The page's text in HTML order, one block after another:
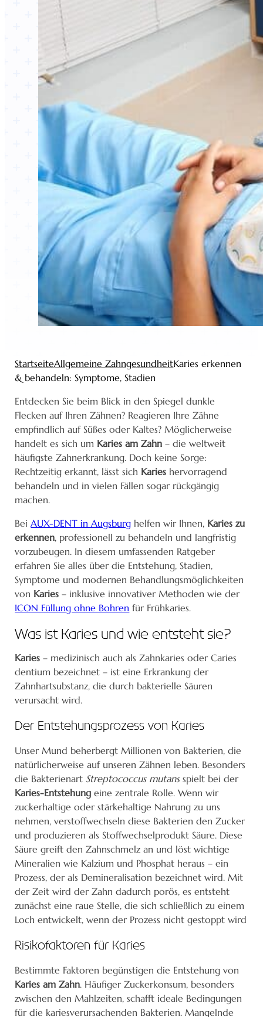
StartseiteAllgemeine ZahngesundheitKaries erkennen
& behandeln: Symptome, Stadien
Entdecken Sie beim Blick in den Spiegel dunkle
Flecken auf Ihren Zähnen? Reagieren Ihre Zähne
empfindlich auf Süßes oder Kaltes? Möglicherweise
handelt es sich um Karies am Zahn – die weltweit
häufigste Zahnerkrankung. Doch keine Sorge:
Rechtzeitig erkannt, lässt sich Karies hervorragend
behandeln und in vielen Fällen sogar rückgängig
machen.
BeiAUX-DENT in Augsburg helfen wir Ihnen, Karies zu
erkennen, professionell zu behandeln und langfristig
vorzubeugen. In diesem umfassenden Ratgeber
erfahren Sie alles über die Entstehung, Stadien,
Symptome und modernen Behandlungsmöglichkeiten
von Karies – inklusive innovativer Methoden wie der
ICON Füllung ohne Bohren für Frühkaries.
Was ist Karies und wie entsteht sie?
Karies – medizinisch auch als Zahnkaries oder Caries
dentium bezeichnet – ist eine Erkrankung der
Zahnhartsubstanz, die durch bakterielle Säuren
verursacht wird.
Der Entstehungsprozess von Karies
Unser Mund beherbergt Millionen von Bakterien, die
natürlicherweise auf unseren Zähnen leben. Besonders
die Bakterienart Streptococcus mutansspielt bei der
Karies-Entstehung eine zentrale Rolle. Wenn wir
zuckerhaltige oder stärkehaltige Nahrung zu uns
nehmen, verstoffwechseln diese Bakterien den Zucker
und produzieren als Stoffwechselprodukt Säure. Diese
Säure greift den Zahnschmelz an und löst wichtige
Mineralien wie Kalzium und Phosphat heraus – ein
Prozess, der als Demineralisation bezeichnet wird. Mit
der Zeit wird der Zahn dadurch porös, es entsteht
zunächst eine raue Stelle, die sich schließlich zu einem
Loch entwickelt, wenn der Prozess nicht gestoppt wird
Risikofaktoren für Karies
Bestimmte Faktoren begünstigen die Entstehung von
Karies am Zahn. Häufiger Zuckerkonsum, besonders
zwischen den Mahlzeiten, schafft ideale Bedingungen
für die kariesverursachenden Bakterien. Mangelnde